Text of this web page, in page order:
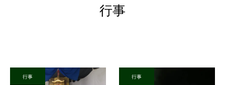
行事
行事 行事